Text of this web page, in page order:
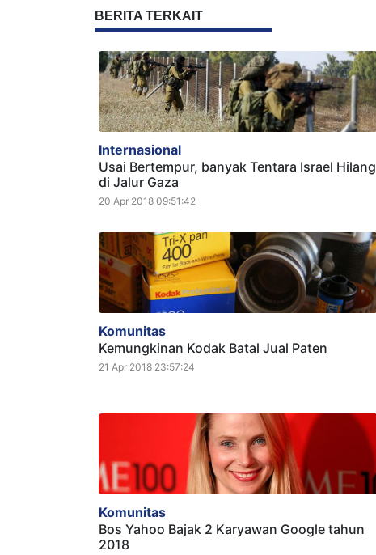
BERITA TERKAIT
Internasional
Usai Bertempur, banyak Tentara Israel Hilang
di Jalur Gaza
20 Apr 2018 09:51:42
Komunitas
Kemungkinan Kodak Batal Jual Paten
21 Apr 2018 23:57:24
Komunitas
Bos Yahoo Bajak 2 Karyawan Google tahun
2018